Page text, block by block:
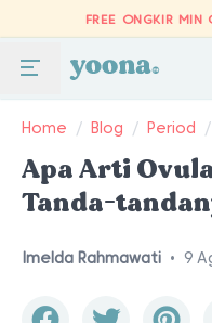
FREE ONGKIR MIN
Home / Blog / Period /
Apa Arti
Tanda-
Imelda Rahmawati • 9